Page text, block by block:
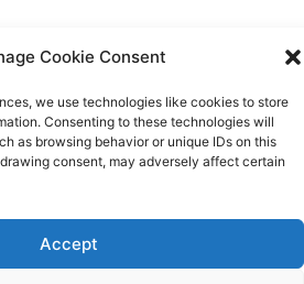
Cookie Consent
we use technologies like cookies to store
Consenting to these technologies will
as browsing behavior or unique IDs on this
consent, may adversely affect certain
Accept
und KI-Agenten: einfach und
erklärt